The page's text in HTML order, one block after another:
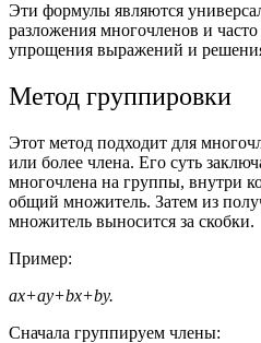
Эти формулы являются
разложения многочленов и
упрощения выражений и
Метод группировки
Этот метод подходит для
или более члена. Его суть
многочлена на группы, внутри
общий множитель. Затем из
множитель выносится за скобки.
Пример:
ax+ay+bx+by.
Сначала группируем члены: